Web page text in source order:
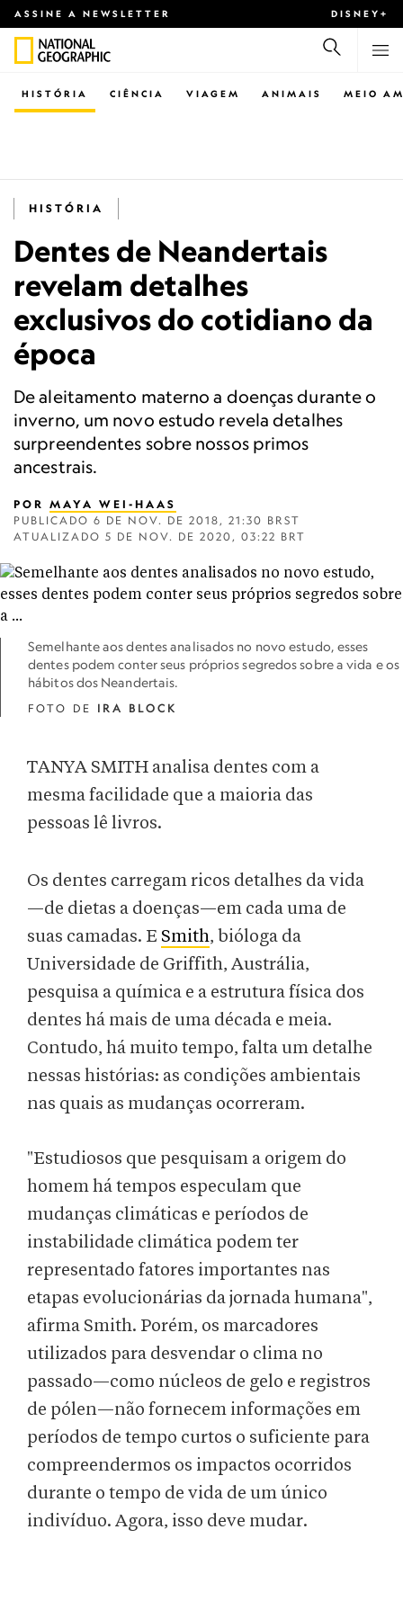
ASSINE A NEWSLETTER DISNEY+
CIÊNCIA VIAGEM ANIMAIS
HISTÓRIA MEIO
HISTÓRIA
Dentes de Neandertais
revelam detalhes
exclusivos do cotidiano da
época
De aleitamento materno a doenças durante o
inverno, um novo estudo revela detalhes
surpreendentes sobre nossos primos
ancestrais.
POR MAYA WEI-HAAS
PUBLICADO 6 DE NOV. DE 2018, 21:30 BRST
ATUALIZADO 5 DE NOV. DE 2020, 03:22 BRT
Semelhante aos dentes analisados no novo estudo, esses
dentes podem conter seus próprios segredos sobre a vida e os
hábitos dos Neandertais.
FOTO DE IRA BLOCK
TANYA SMITH analisa dentes com a
mesma facilidade que a maioria das
pessoas lê livros.
Os dentes carregam ricos detalhes da vida
—de dietas a doenças—em cada uma de
suas camadas. E Smith, bióloga da
Universidade de Griffith, Austrália,
pesquisa a química e a estrutura física dos
dentes há mais de uma década e meia.
Contudo, há muito tempo, falta um detalhe
nessas histórias: as condições ambientais
nas quais as mudanças ocorreram.
"Estudiosos que pesquisam a origem do
homem há tempos especulam que
mudanças climáticas e períodos de
instabilidade climática podem ter
representado fatores importantes nas
etapas evolucionárias da jornada humana",
afirma Smith. Porém, os marcadores
utilizados para desvendar o clima no
passado—como núcleos de gelo e registros
de pólen—não fornecem informações em
períodos de tempo curtos o suficiente para
compreendermos os impactos ocorridos
durante o tempo de vida de um único
indivíduo. Agora, isso deve mudar.